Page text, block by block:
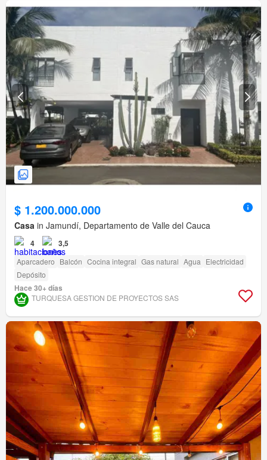
$ 1.200.000.000
Casa in Jamundí, Departamento de Valle del Cauca
4 3,5
Aparcadero Balcón Cocina integral Gas natural Agua Electricidad
Depósito
Hace 30+ días
TURQUESA GESTION DE PROYECTOS SAS